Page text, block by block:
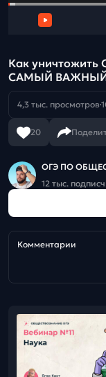
и
Как уничтожить
САМЫЙ ВАЖНЫЙ
4,3 тыс. просмотров
20
ОГЭ ПО
12 тыс.
Комментарии